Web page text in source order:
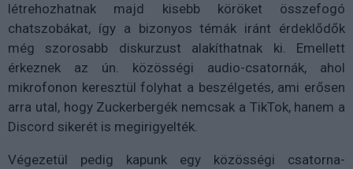
létrehozhatnak majd kisebb köröket összefogó
chatszobákat, így a bizonyos témák iránt érdeklődők
még szorosabb diskurzust alakíthatnak ki. Emellett
érkeznek az ún. közösségi audio-csatornák, ahol
mikrofonon keresztül folyhat a beszélgetés, ami erősen
arra utal, hogy Zuckerbergék nemcsak a TikTok, hanem a
Discord sikerét is megirigyelték.
Végezetül pedig kapunk egy közösségi csatorna-